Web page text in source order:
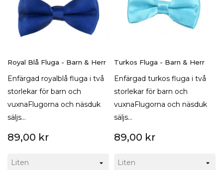
Royal Blå Fluga - Barn & Herr
Enfärgad royalblå fluga i två
storlekar för barn och
vuxnaFlugorna och näsduk
säljs...
89,00 kr
Turkos Fluga - Barn & Herr
Enfärgad turkos fluga i två
storlekar för barn och
vuxnaFlugorna och näsduk
säljs...
89,00 kr